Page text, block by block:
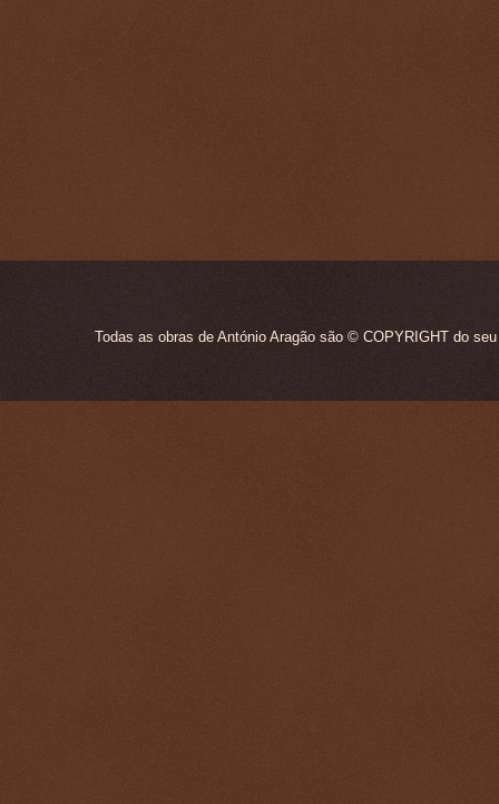
Todas as obras de António Aragão são © COPYRIGHT do